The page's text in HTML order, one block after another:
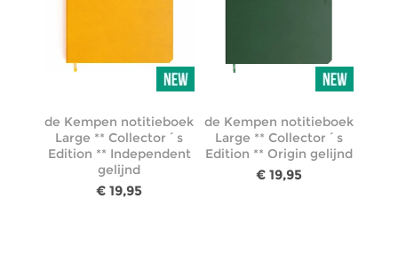
de Kempen notitieboek
Large ** Collector´s
Edition ** Independent
gelijnd
€ 19,95
de Kempen notitieboek
Large ** Collector´s
Edition ** Origin gelijnd
€ 19,95